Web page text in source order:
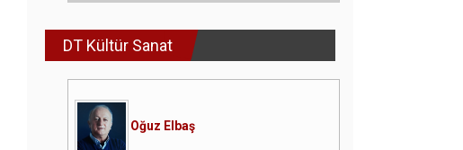
DT Kültür Sanat
Oğuz Elbaş